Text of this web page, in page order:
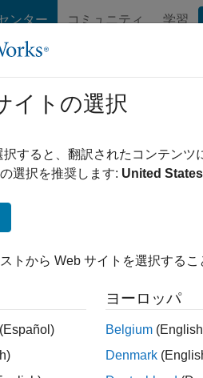
ンター コミュニティ 学習
イトの選択
すると、翻訳されたコンテン
選択を推奨します: United States
トから Web サイトを選択するこ
(Español)
ヨーロッパ
Belgium
Denmark